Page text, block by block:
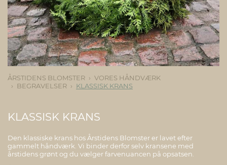
ÅRSTIDENS BLOMSTER
VORES HÅNDVÆRK
BEGRAVELSER
KLASSISK KRANS
KLASSISK KRANS
Den klassiske krans hos Årstidens Blomster er lavet efter
gammelt håndværk. Vi binder derfor selv kransene med
årstidens grønt og du vælger farvenuancen på opsatsen.